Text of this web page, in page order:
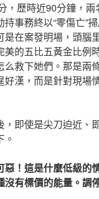
，歷時近90分鐘，兩
事務終以“零傷亡”
是在案發明場，頭腦
美的五比五黃金比例
么救下她們。那是兩
好漢，而是針對現場
，即使是尖刀迫近、
惡！這是什麼低級的
沒有標價的能量。調